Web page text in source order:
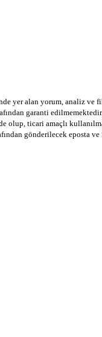
yer alan yorum, analiz
garanti
ticari amaçlı
gönderilecek eposta